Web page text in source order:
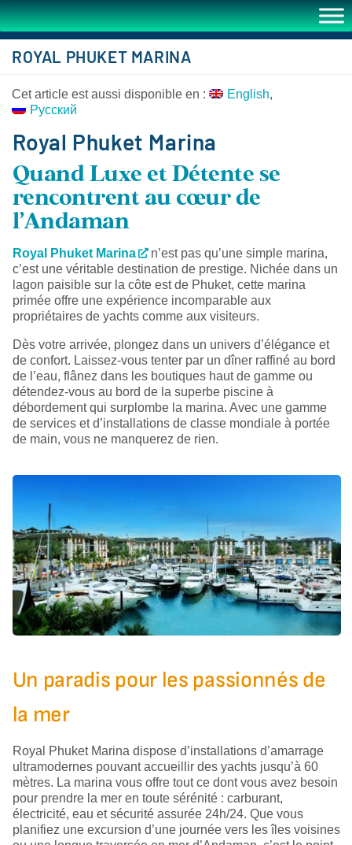
ROYAL PHUKET MARINA
Cet article est aussi disponible en :
English
Русский
Royal Phuket Marina
Quand Luxe et Détente se
rencontrent au cœur de
l’Andaman
Royal Phuket Marina
n’est pas qu’une simple marina,
c’est une véritable destination de prestige. Nichée dans un
lagon paisible sur la côte est de Phuket, cette marina
primée offre une expérience incomparable aux
propriétaires de yachts comme aux visiteurs.
Dès votre arrivée, plongez dans un univers d’élégance et
de confort. Laissez-vous tenter par un dîner raffiné au bord
de l’eau, flânez dans les boutiques haut de gamme ou
détendez-vous au bord de la superbe piscine à
débordement qui surplombe la marina. Avec une gamme
de services et d’installations de classe mondiale à portée
de main, vous ne manquerez de rien.
Un paradis pour les passionnés de
la mer
Royal Phuket Marina dispose d’installations d’amarrage
ultramodernes pouvant accueillir des yachts jusqu’à 60
mètres. La marina vous offre tout ce dont vous avez besoin
pour prendre la mer en toute sérénité : carburant,
électricité, eau et sécurité assurée 24h/24. Que vous
planifiez une excursion d’une journée vers les îles voisines